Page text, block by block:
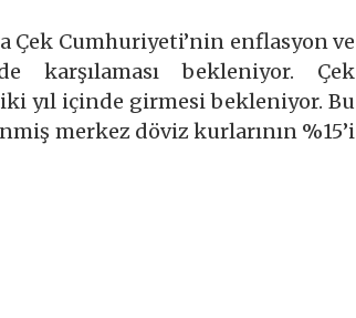
Çek Cumhuriyeti’nin enflasyon ve
bekleniyor. Çek
yıl içinde girmesi bekleniyor. Bu
merkez döviz kurlarının %15’i